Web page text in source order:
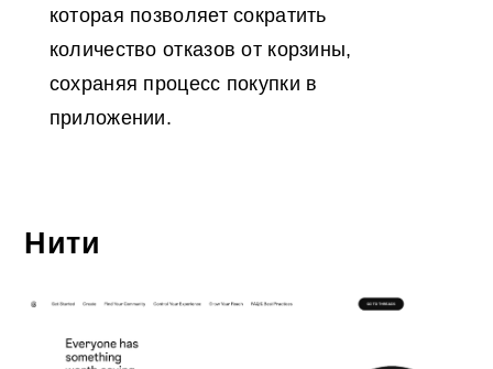
которая позволяет сократить
количество отказов от корзины,
сохраняя процесс покупки в
приложении.
Нити